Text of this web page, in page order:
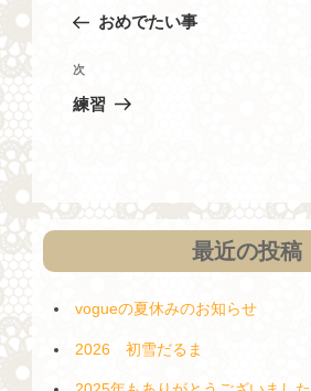
ビ
ゲ
ン
去
投
おめでたい事
次
の
次
練習
最近の投稿
vogueの夏休みのお知らせ
2026 初雪だるま